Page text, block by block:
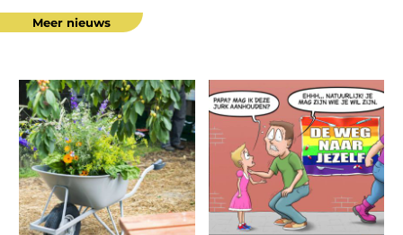
Meer nieuws
Gezond
eten
voor
iedereen:
sociale
voedseltuinen
winnen
terrein
“Deze
misdaad
moet
stoppen”